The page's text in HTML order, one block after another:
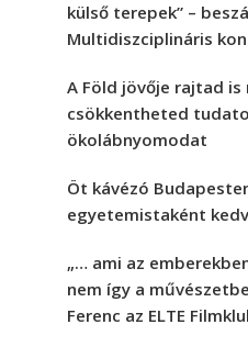
külső terepek” –
Multidiszciplináris
A Föld jövője rajtad is
csökkentheted
ökolábnyomodat
Öt kávézó
egyetemistaként
„… ami az
nem így a
Ferenc az ELTE